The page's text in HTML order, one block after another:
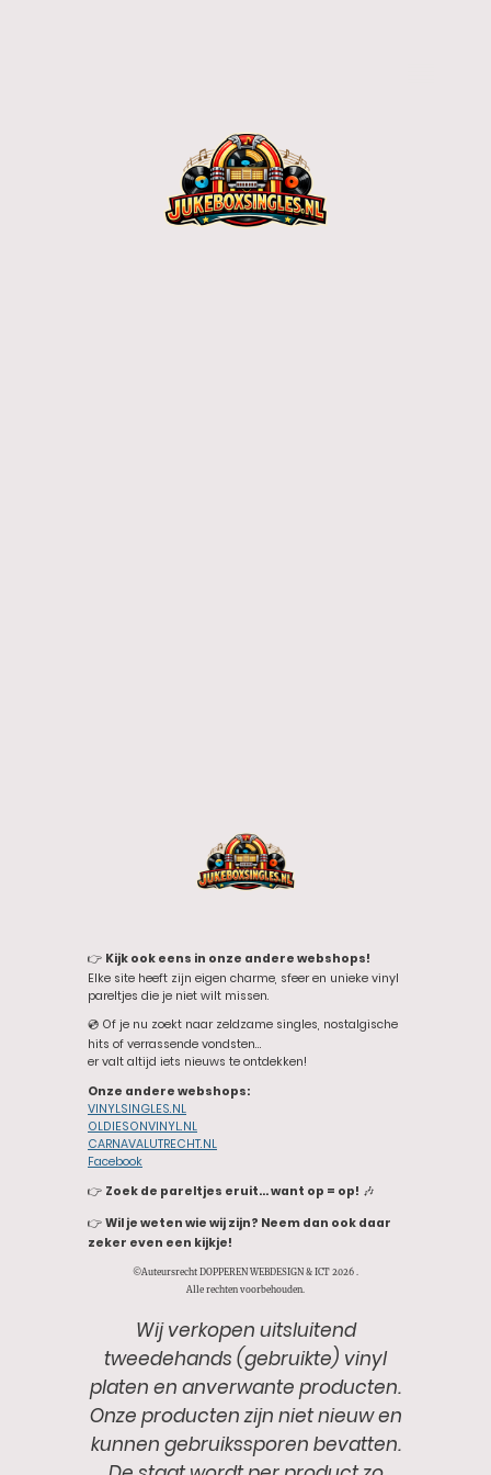
👉 Kijk ook eens in onze andere webshops!
Elke site heeft zijn eigen charme, sfeer en unieke vinyl
pareltjes die je niet wilt missen.
💿 Of je nu zoekt naar zeldzame singles, nostalgische
hits of verrassende vondsten…
er valt altijd iets nieuws te ontdekken!
Onze andere webshops:
VINYLSINGLES.NL
OLDIESONVINYL.NL
CARNAVALUTRECHT.NL
Facebook
👉 Zoek de pareltjes eruit… want op = op! 🎶
👉 Wil je weten wie wij zijn? Neem dan ook daar
zeker even een kijkje!
©Auteursrecht DOPPEREN WEBDESIGN & ICT 2026 .
Alle rechten voorbehouden.
Wij verkopen uitsluitend
tweedehands (gebruikte) vinyl
platen en anverwante producten.
Onze producten zijn niet nieuw en
kunnen gebruikssporen bevatten.